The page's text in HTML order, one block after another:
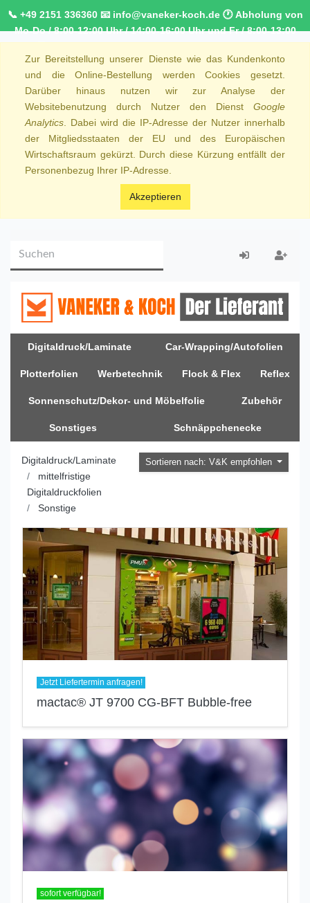
📞 +49 2151 336360 📧 info@vaneker-koch.de 🕐 Abholung von
Mo-Do / 8:00-12:00 Uhr / 14:00-16:00 Uhr und Fr / 8:00-13:00
NRW 🚛 Kostenfreie Lieferung ab 250€ Bestellwert
Zur Bereitstellung unserer Dienste wie das Kundenkonto
und die Online-Bestellung werden Cookies gesetzt.
Darüber hinaus nutzen wir zur Analyse der
Websitebenutzung durch Nutzer den Dienst Google
Analytics . Dabei wird die IP-Adresse der Nutzer innerhalb
der Mitgliedsstaaten der EU und des Europäischen
Wirtschaftsraum gekürzt. Durch diese Kürzung entfällt der
Personenbezug Ihrer IP-Adresse.
Akzeptieren
Digitaldruck/Laminate Car-Wrapping/Autofolien
Plotterfolien Werbetechnik Flock & Flex Reflex
Sonnenschutz/Dekor- und Möbelfolie Zubehör
Sonstiges Schnäppchenecke
Digitaldruck/Laminate
mittelfristige
Digitaldruckfolien
Sonstige
Sortieren nach: V&K empfohlen
Jetzt Liefertermin anfragen!
mactac® JT 9700 CG-BFT Bubble-free
sofort verfügbar!